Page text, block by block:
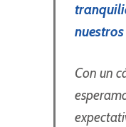
Con un